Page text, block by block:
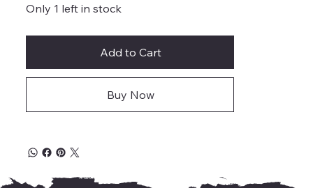
Only 1 left in stock
Add to Cart
Buy Now